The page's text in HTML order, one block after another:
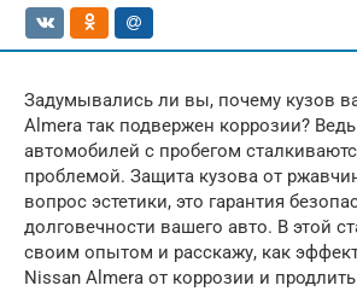
Задумывались ли вы, почему кузов
Almera так подвержен коррозии?
автомобилей с пробегом
проблемой. Защита кузова от
вопрос эстетики, это гарантия
долговечности вашего авто. В этой
своим опытом и расскажу, как
Nissan Almera от коррозии и